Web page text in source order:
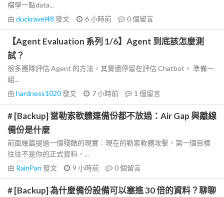
檔學一點data...
由 duckravel48 發文 6 小時前 0個留言
【Agent Evaluation 系列 1/6】Agent 到底該怎麼測
試？
很多團隊評估 Agent 的方法，其實還停留在評估 Chatbot。 準備一
組...
由 hardness1020發文 7 小時前 1 個留言
# [Backup] 當勒索軟體連備份都不放過：Air Gap 與離線
備份是什麼
前面幾篇提過一個殘酷的現實：現在的勒索軟體攻擊，第一個目標
往往不是你的正式資料，...
由 RainPan 發文 9 小時前 0個留言
# [Backup] 為什麼備份設備可以塞進 30 倍的資料？聊聊